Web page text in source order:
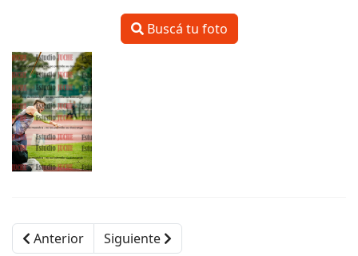
Buscá tu foto
Anterior Siguiente